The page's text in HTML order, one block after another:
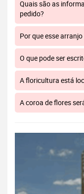
Quais são as
pedido?
Por que esse
O que pode ser
A floricultura está
A coroa de flores